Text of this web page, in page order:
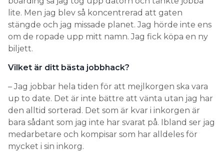
lite. Men jag blev så koncentrerad att gaten
stängde och jag missade planet. Jag hörde inte ens
om de ropade upp mitt namn. Jag fick köpa en ny
biljett.
Vilket är ditt bästa jobbhack?
– Jag jobbar hela tiden för att mejlkorgen ska vara
up to date. Det är inte bättre att vänta utan jag har
den alltid sorterad. Det som är kvar i inkorgen är
bara sådant som jag inte har svarat på. Ibland ser jag
medarbetare och kompisar som har alldeles för
mycket i sin inkorg.